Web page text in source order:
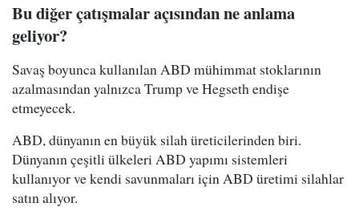
Bu diğer çatışmalar açısından ne anlama
geliyor?
Savaş boyunca kullanılan ABD mühimmat stoklarının
azalmasından yalnızca Trump ve Hegseth endişe
etmeyecek.
ABD, dünyanın en büyük silah üreticilerinden biri.
Dünyanın çeşitli ülkeleri ABD yapımı sistemleri
kullanıyor ve kendi savunmaları için ABD üretimi silahlar
satın alıyor.